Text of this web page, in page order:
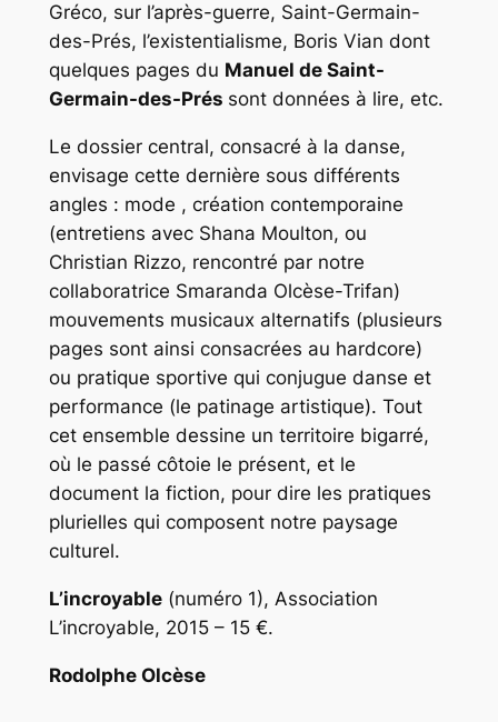
Gréco, sur l’après-guerre, Saint-Germain-
des-Prés, l’existentialisme, Boris Vian dont
quelques pages du Manuel de Saint-
Germain-des-Prés sont données à lire, etc.
Le dossier central, consacré à la danse,
envisage cette dernière sous différents
angles : mode , création contemporaine
(entretiens avec Shana Moulton, ou
Christian Rizzo, rencontré par notre
collaboratrice Smaranda Olcèse-Trifan)
mouvements musicaux alternatifs (plusieurs
pages sont ainsi consacrées au hardcore)
ou pratique sportive qui conjugue danse et
performance (le patinage artistique). Tout
cet ensemble dessine un territoire bigarré,
où le passé côtoie le présent, et le
document la fiction, pour dire les pratiques
plurielles qui composent notre paysage
culturel.
L’incroyable(numéro 1), Association
L’incroyable, 2015 – 15 €.
Rodolphe Olcèse